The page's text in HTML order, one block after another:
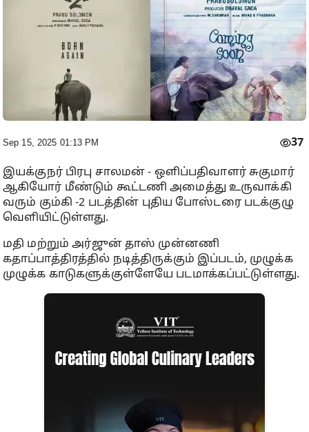
Sep 15, 2025 01:13 PM 37
இயக்குநர் பிரபு சாலமன் - ஒளிப்பதிவாளர் சுகுமார்
ஆகியோர் மீண்டும் கூட்டணி அமைத்து உருவாக்கி
வரும் கும்கி -2 படத்தின் புதிய போஸ்டரை படக்குழு
வெளியிட்டுள்ளது.
மதி மற்றும் அர்ஜுன் தாஸ் முன்னணி
கதாப்பாத்திரத்தில் நடித்திருக்கும் இப்படம், முழுக்க
முழுக்க காடுகளுக்குள்ளேயே படமாக்கப்பட்டுள்ளது.